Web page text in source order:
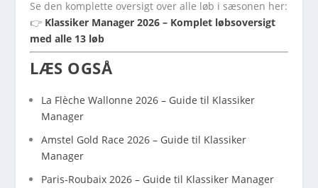
Se den komplette oversigt over alle løb i sæsonen her:
👉 Klassiker Manager 2026 – Komplet løbsoversigt
med alle 13 løb
LÆS OGSÅ
La Flèche Wallonne 2026 – Guide til Klassiker
Manager
Amstel Gold Race 2026 – Guide til Klassiker
Manager
Paris-Roubaix 2026 – Guide til Klassiker Manager